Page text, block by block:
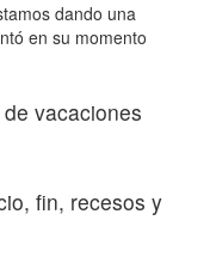
dando una
en su momento
vacaciones
fin, recesos y